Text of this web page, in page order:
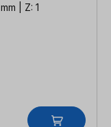
| Z: 1